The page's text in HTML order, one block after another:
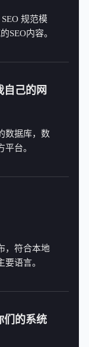
规范模
SEO内容。
自己的网
数据库，数
台。
，符合本地
语言。
们的系统